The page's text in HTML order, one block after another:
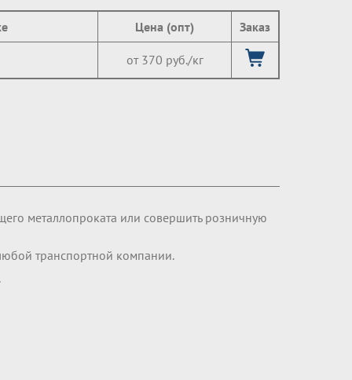
Цена (опт) Заказ
от 370 руб./кг
металлопроката или совершить розничную
транспортной компании.